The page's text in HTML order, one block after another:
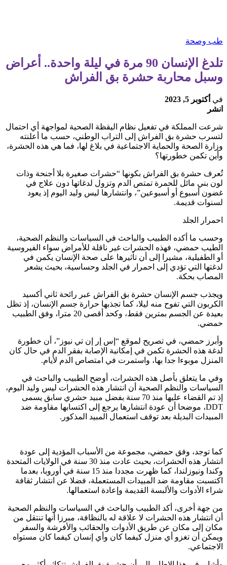
طب وصحة
تلدغ الإنسان 90 مرة في ليلة واحدة.. أعراض
وسبل محاربة حشرة بق الفراش
في أكتوبر 5, 2023
انشر
شرعت المملكة في تفعيل نظام اليقظة الصحية لمواجهة أي احتمال
لتسرب حشرة بق الفراش إلى التراب الوطني، حسب ما أعلنته
وزارة الصحة والحماية الاجتماعية في بلاغ لها، فما هي هذه الحشرة،
وأين تكمن خطورتها؟
تُعرف حشرة بق الفراش بكونها “حشرات صغيرة بلا أجنحة وذات
لون بني مائل للحمرة تمتص الدم وتزول لدغاتها دون علاج في
غضون أسبوع أو أسبوعين”، وانتشارها ليس وليد اليوم إذ يعود
لسنوات قديمة.
احمرار الجلد
وحسب ما أكده الطبيب والباحث في السياسات والنظم الصحية،
الطيب حمضي، فهذه الحشرات غير ناقلة للأمراض سواء الفيروسية
أو الطفيلية، مشيرا إلى أن تأثيرها على صحة الإنسان يكمن في
لدغتها التي تؤدي إلى احمرار في الجلد وحساسية، بحيث يشعر
المصاب بحكة.
ويجذب جسم الإنسان حشرة بق الفراش عبر رائحة ثاني أكسيد
الكربون التي تفوح منه ليلا، كما تجذبها حرارة جسم الإنسان، إذ تظل
بعيدة عن الجسم بمترين فقط، وكحد أقصى 20 مترا، وفق الطبيب
حمضي.
وأبرز حمضي، في تصريح لموقع “إس إر إن تي نيوز”، أن خطورة
لدغة هذه الحشرة تكمن في إمكانية الإصابة بفقر الدم في حال كان
المنزل موبوءا جدا بها، واستمرت في امتصاص الدم لأيام.
وفي ما يتعلق بأصل هذه الحشرات، أوضح الطبيب والباحث في
السياسات والنظم الصحية أن انتشار هذه الحشرات ليس وليد اليوم،
إذ تم القضاء عليها منذ 70 سنة بفضل مبيد حشري سابق يسمى
DDT، موضحا أن عودة انتشارها يرجع إلى اكتسابها مقاومة ضد
المبيدات البديلة بعد توقف استعمال المبيد المذكور.
كما توجد، وفق حمضي، مجموعة من الأسباب المؤدية إلى عودة
انتشار هذه الحشرات، بحيث عادت منذ 30 سنة في الولايات المتحدة
وكندا ونيوزلندا، كما ظهرت مجددا منذ 15 سنة في أوروبا، بعدما
اكتسبت مقاومة ضد المبيدات المستعملة، فضلا عن انتشار ثقافة
شراء الأدوات والألبسة القديمة وإعادة استعمالها.
من جهة أخرى، أكد الطبيب والباحث في السياسات والنظم الصحية
أن انتشار هذه الحشرات لا علاقة له بالنظافة، مبرزا أنها تنتقل من
مكان إلى مكان عن طريق الأدوات والحقائب والأفرشة والسفر
ويمكن أن تغزو أي منزل كيفما كان وأي إنسان كيفما كان مستواه
الاجتماعي.